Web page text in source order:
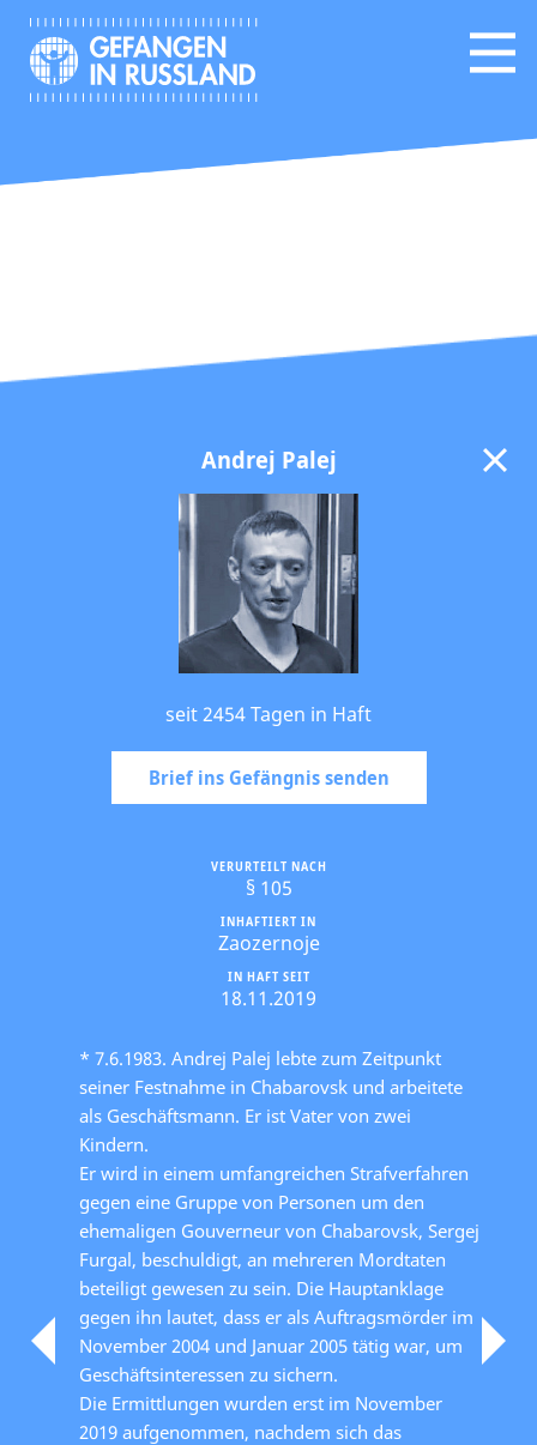
Andrej Palej
seit 2454 Tagen in Haft
Brief ins Gefängnis senden
IN HAFT SEIT
18.11.2019
INHAFTIERT IN
Zaozernoje
VERURTEILT NACH
§ 105
* 7.6.1983. Andrej Palej lebte zum Zeitpunkt
seiner Festnahme in Chabarovsk und arbeitete
als Geschäftsmann. Er ist Vater von zwei
Kindern.
Er wird in einem umfangreichen Strafverfahren
gegen eine Gruppe von Personen um den
ehemaligen Gouverneur von Chabarovsk, Sergej
Furgal, beschuldigt, an mehreren Mordtaten
beteiligt gewesen zu sein. Die Hauptanklage
gegen ihn lautet, dass er als Auftragsmörder im
November 2004 und Januar 2005 tätig war, um
Geschäftsinteressen zu sichern.
Die Ermittlungen wurden erst im November
2019 aufgenommen, nachdem sich das